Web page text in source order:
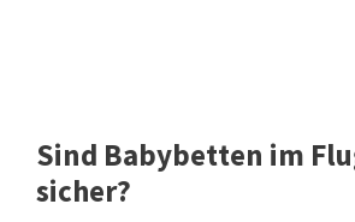
Sind Babybetten im
sicher?